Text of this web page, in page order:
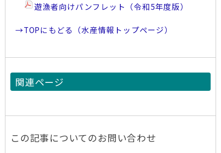
遊漁者向けパンフレット（令和5年度版）
→TOPにもどる（水産情報トップページ）
関連ページ
この記事についてのお問い合わせ